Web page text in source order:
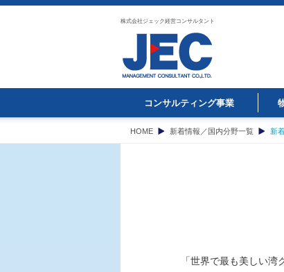
株式会社ジェック経営コンサルタント
コンサルティング事業
HOME 新着情報／国内分野一覧 新
「世界で最も美しい湾